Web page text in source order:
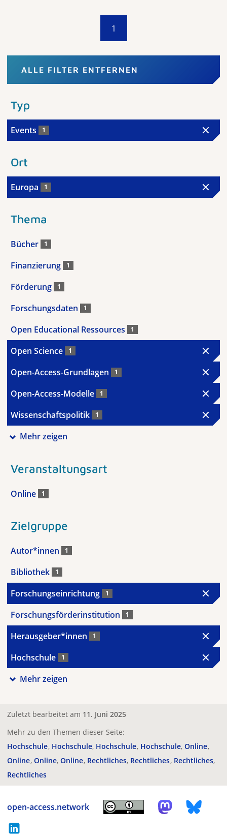
1
ALLE FILTER ENTFERNEN
Typ
Events 1
Ort
Europa 1
Thema
Bücher 1
Finanzierung 1
Förderung 1
Forschungsdaten 1
Open Educational Ressources 1
Open Science 1
Open-Access-Grundlagen 1
Open-Access-Modelle 1
Wissenschaftspolitik 1
Mehr zeigen
Veranstaltungsart
Online 1
Zielgruppe
Autor*innen 1
Bibliothek 1
Forschungseinrichtung 1
Forschungsförderinstitution 1
Herausgeber*innen 1
Hochschule 1
Mehr zeigen
Zuletzt bearbeitet am 11. Juni 2025
Mehr zu den Themen dieser Seite:
Hochschule Hochschule Hochschule Hochschule Online
Online Online Online Rechtliches Rechtliches Rechtliches
Rechtliches
open-access.network